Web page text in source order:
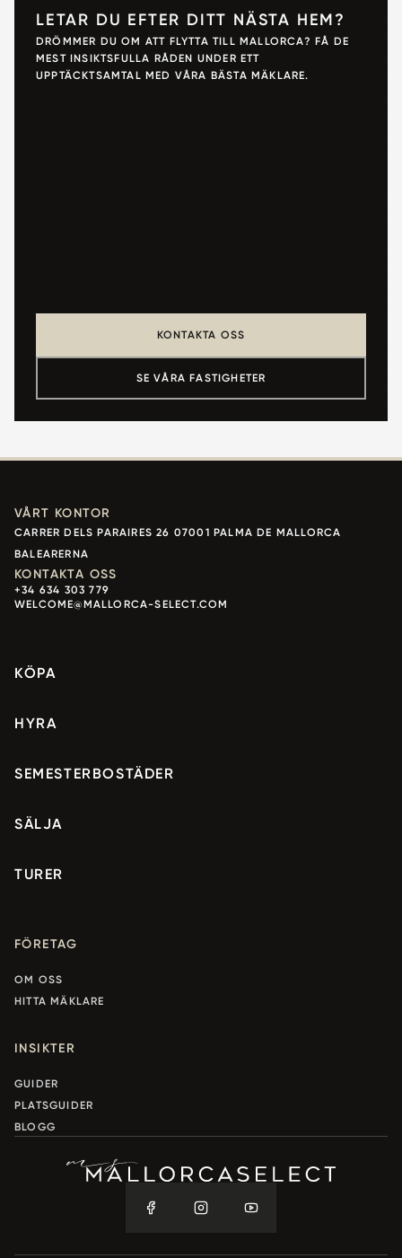
LETAR DU EFTER DITT NÄSTA HEM?
DRÖMMER DU OM ATT FLYTTA TILL MALLORCA? FÅ DE
MEST INSIKTSFULLA RÅDEN UNDER ETT
UPPTÄCKTSAMTAL MED VÅRA BÄSTA MÄKLARE.
KONTAKTA OSS
SE VÅRA FASTIGHETER
VÅRT KONTOR
CARRER DELS PARAIRES 26 07001 PALMA DE MALLORCA
BALEARERNA
KONTAKTA OSS
+34 634 303 779
WELCOME@MALLORCA-SELECT.COM
KÖPA
HYRA
SEMESTERBOSTÄDER
SÄLJA
TURER
FÖRETAG
OM OSS
HITTA MÄKLARE
INSIKTER
GUIDER
PLATSGUIDER
BLOGG